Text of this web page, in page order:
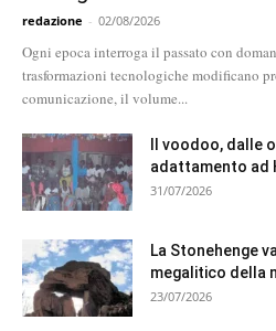
redazione - 02/08/2026
Ogni epoca interroga il passato con
trasformazioni tecnologiche modificano
comunicazione, il volume...
Il voodoo, dalle
adattamento ad
31/07/2026
La Stonehenge
megalitico della
23/07/2026